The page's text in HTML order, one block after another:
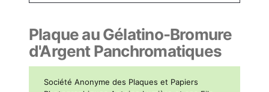
Plaque au Gélatino-Bromure
d'Argent Panchromatiques
Société Anonyme des Plaques et Papiers